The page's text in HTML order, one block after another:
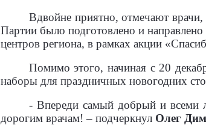
Вдвойне приятно, отмечают
Партии было подготовлено и
центров региона, в рамках акции
Помимо этого, начиная с 20
наборы для праздничных новогодних
- Впереди самый добрый и всеми
дорогим врачам! – подчеркнул Олег